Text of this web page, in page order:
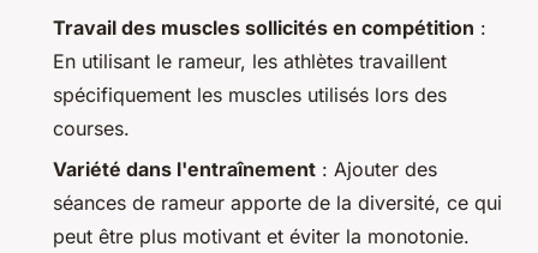
Travail des muscles sollicités en compétition :
En utilisant le rameur, les athlètes travaillent
spécifiquement les muscles utilisés lors des
courses.
Variété dans l'entraînement : Ajouter des
séances de rameur apporte de la diversité, ce qui
peut être plus motivant et éviter la monotonie.